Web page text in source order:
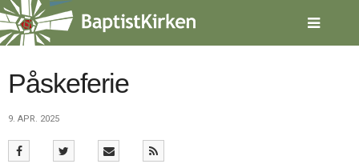
Spring
menu
over
gå
tilbage
forsiden
Påskeferie
9. APR. 2025